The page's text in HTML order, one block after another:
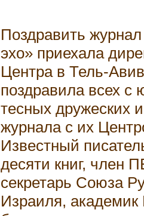
Поздравить
эхо» приехала
Центра в Тель-
поздравила всех с
тесных дружеских
журнала с их
Известный
десяти книг, член
секретарь Союза
Израиля,